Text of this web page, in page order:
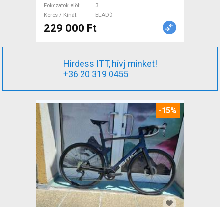
Fokozatok elöl
3
Keres / Kínál
ELADÓ
229 000 Ft
Hirdess ITT, hívj minket!
+36 20 319 0455
-15%